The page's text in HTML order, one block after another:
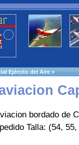
Ejército del Aire »
bordado de
Talla: (54,